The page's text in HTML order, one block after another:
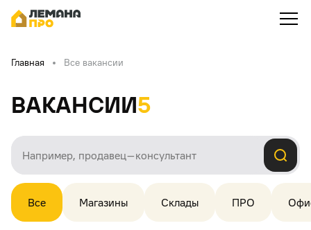
Главная Все вакансии
Вакансии5
Все Магазины Склады ПРО